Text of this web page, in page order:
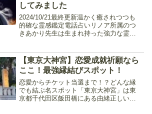
してみました
2024/10/21最終更新温かく癒されつつも
的確な霊感鑑定電話占いリノア所属のつ
きあかり先生は生まれ持った強力な霊能
る先生です。優しく包み込むような声、
話し方をしてく...
【東京大神宮】恋愛成就祈願なら
ここ！最強縁結びスポット！
恋愛からチケット当選まで！？どんな縁
でも結ぶ名スポット「東京大神宮」は東
京都千代田区飯田橋にある由緒正しい神